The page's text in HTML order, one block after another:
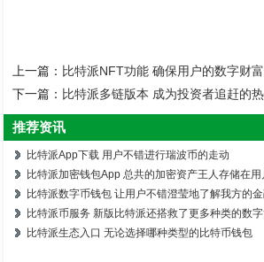
上一篇： 比特派NFT功能 确保用户的数字财
下一篇： 比特派多链版本 成为投资者追赶的
推荐资讯
比特派App下载 用户不错进行瑞波币的走动
比特派加密钱包App 总共的加密资产王人存储在
比特派数字币钱包 让用户不错澄莹地了解我方的
比特派币服务 新版比特派还搭救了更多种类的数
比特派生态入口 无论选择哪种类型的比特币钱包